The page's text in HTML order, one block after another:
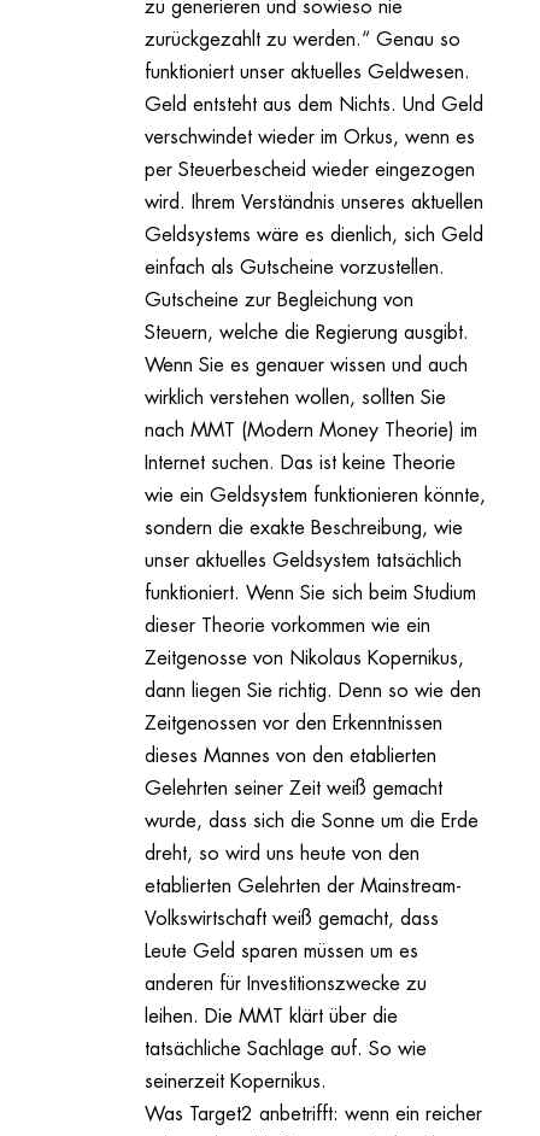
zu generieren und sowieso nie
zurückgezahlt zu werden.“ Genau so
funktioniert unser aktuelles Geldwesen.
Geld entsteht aus dem Nichts. Und Geld
verschwindet wieder im Orkus, wenn es
per Steuerbescheid wieder eingezogen
wird. Ihrem Verständnis unseres aktuellen
Geldsystems wäre es dienlich, sich Geld
einfach als Gutscheine vorzustellen.
Gutscheine zur Begleichung von
Steuern, welche die Regierung ausgibt.
Wenn Sie es genauer wissen und auch
wirklich verstehen wollen, sollten Sie
nach MMT (Modern Money Theorie) im
Internet suchen. Das ist keine Theorie
wie ein Geldsystem funktionieren könnte,
sondern die exakte Beschreibung, wie
unser aktuelles Geldsystem tatsächlich
funktioniert. Wenn Sie sich beim Studium
dieser Theorie vorkommen wie ein
Zeitgenosse von Nikolaus Kopernikus,
dann liegen Sie richtig. Denn so wie den
Zeitgenossen vor den Erkenntnissen
dieses Mannes von den etablierten
Gelehrten seiner Zeit weiß gemacht
wurde, dass sich die Sonne um die Erde
dreht, so wird uns heute von den
etablierten Gelehrten der Mainstream-
Volkswirtschaft weiß gemacht, dass
Leute Geld sparen müssen um es
anderen für Investitionszwecke zu
leihen. Die MMT klärt über die
tatsächliche Sachlage auf. So wie
seinerzeit Kopernikus.
Was Target2 anbetrifft: wenn ein reicher